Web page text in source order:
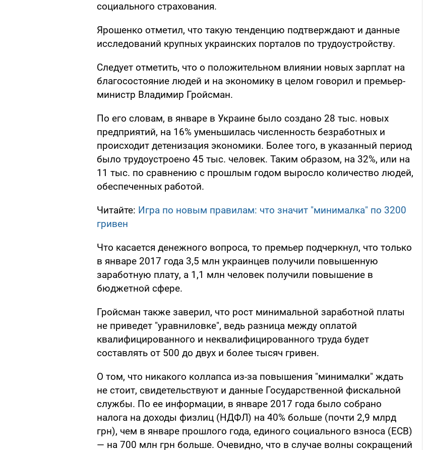
социального страхования.
Ярошенко отметил, что такую тенденцию подтверждают и данные
исследований крупных украинских порталов по трудоустройству.
Следует отметить, что о положительном влиянии новых зарплат на
благосостояние людей и на экономику в целом говорил и премьер-
министр Владимир Гройсман.
По его словам, в январе в Украине было создано 28 тыс. новых
предприятий, на 16% уменьшилась численность безработных и
происходит детенизация экономики. Более того, в указанный период
было трудоустроено 45 тыс. человек. Таким образом, на 32%, или на
11 тыс. по сравнению с прошлым годом выросло количество людей,
обеспеченных работой.
Читайте: Игра по новым правилам: что значит "минималка" по 3200
гривен
Что касается денежного вопроса, то премьер подчеркнул, что только
в январе 2017 года 3,5 млн украинцев получили повышенную
заработную плату, а 1,1 млн человек получили повышение в
бюджетной сфере.
Гройсман также заверил, что рост минимальной заработной платы
не приведет "уравниловке", ведь разница между оплатой
квалифицированного и неквалифицированного труда будет
составлять от 500 до двух и более тысяч гривен.
О том, что никакого коллапса из-за повышения "минималки" ждать
не стоит, свидетельствуют и данные Государственной фискальной
службы. По ее информации, в январе 2017 года было собрано
налога на доходы физлиц (НДФЛ) на 40% больше (почти 2,9 млрд
грн), чем в январе прошлого года, единого социального взноса (ЕСВ)
— на 700 млн грн больше. Очевидно, что в случае волны сокращений